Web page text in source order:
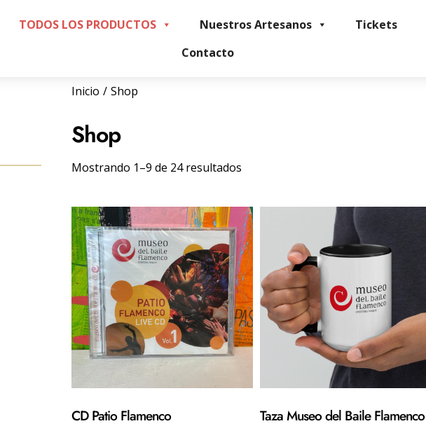
TODOS LOS PRODUCTOS Nuestros Artesanos
Tickets
Contacto
Inicio Shop
Shop
Mostrando 1–9 de 24 resultados
CD Patio Flamenco Taza Museo del Baile Flamenco